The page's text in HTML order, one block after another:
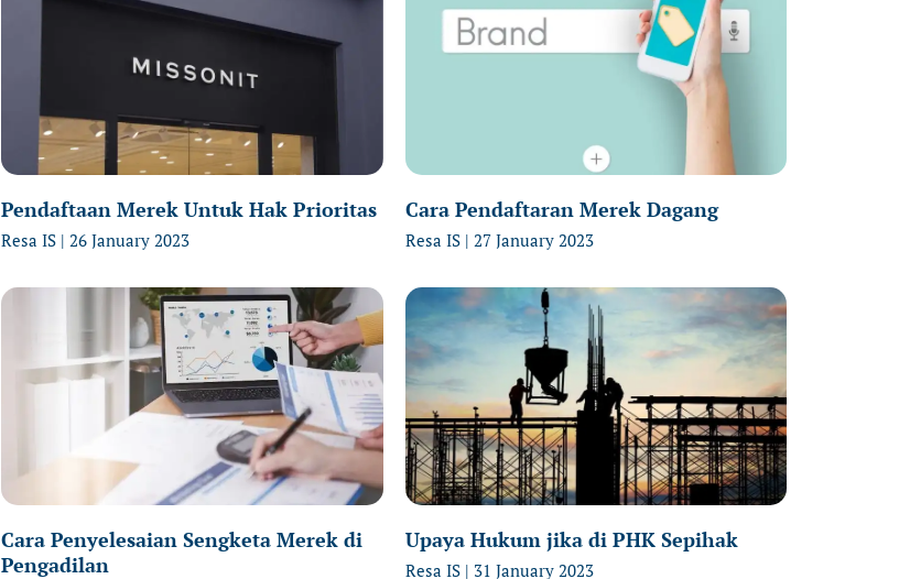
Pendaftaan Merek Untuk Hak Prioritas
Resa IS 26 January 2023
Cara Pendaftaran Merek Dagang
Resa IS 27 January 2023
Cara Penyelesaian Sengketa Merek di
Pengadilan
Upaya Hukum jika di PHK Sepihak
Resa IS 31 January 2023